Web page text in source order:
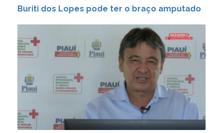
Buriti dos Lopes pode ter o braço amputado